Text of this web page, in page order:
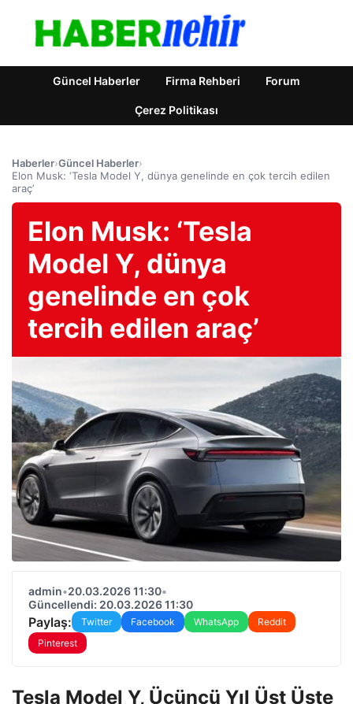
Güncel Haberler Firma Rehberi Forum
Çerez Politikası
Haberler›Güncel Haberler›
Elon Musk: ‘Tesla Model Y, dünya genelinde en çok tercih edilen
araç’
Elon Musk: ‘Tesla
Model Y, dünya
genelinde en çok
tercih edilen araç’
admin•20.03.2026 11:30•
Güncellendi: 20.03.2026 11:30
Paylaş: Twitter Facebook WhatsApp
Reddit
Pinterest
Tesla Model Y, Üçüncü Yıl Üst Üste